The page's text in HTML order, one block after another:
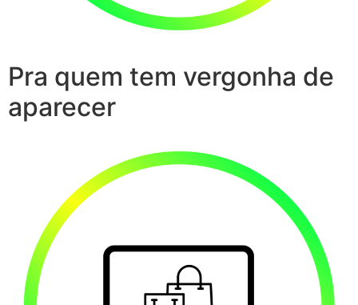
Pra quem tem vergonha de
aparecer